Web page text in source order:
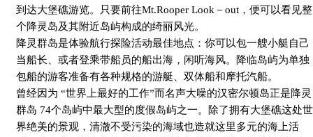
到达大堡礁游览。只要前往Mt.Rooper Look － out ，便可以看见整
个降灵岛及其附近岛屿构成的绮丽风光。
降灵群岛是体验航行探险活动最佳地点：你可以包一艘小艇自己
当船长、或者登乘带船员的船出海，闲听海风。降临岛屿为单独
包船的游客准备有各种规格的游艇、双体船和摩托汽船。
曾经因为 “世界上最好的工作”而名声大噪的汉密尔顿岛正是降灵
群岛 74个岛屿中最大型的度假岛屿之一。除了拥有大堡礁这处世
界绝美的景观，清澈不受污染的海域也造就这里多元的海上活